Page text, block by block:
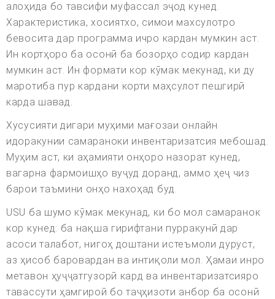
алоҳида бо тавсифи муфассал эҷод кунед.
Характеристика, хосиятхо, симои махсулотро
бевосита дар программа ичро кардан мумкин аст.
Ин кортҳоро ба осонӣ ба бозорҳо содир кардан
мумкин аст. Ин формати кор кӯмак мекунад, ки ду
маротиба пур кардани корти маҳсулот пешгирӣ
карда шавад.
Хусусияти дигари муҳими мағозаи онлайн
идоракунии самараноки инвентаризатсия мебошад.
Муҳим аст, ки аҳамияти онҳоро назорат кунед,
вагарна фармоишҳо вуҷуд доранд, аммо ҳеҷ чиз
барои таъмини онҳо нахоҳад буд.
USU ба шумо кӯмак мекунад, ки бо мол самаранок
кор кунед: ба нақша гирифтани пурракунӣ дар
асоси талабот, нигоҳ доштани истеъмоли дуруст,
аз ҳисоб баровардан ва интиқоли мол. Ҳамаи инро
метавон ҳуҷҷатгузорӣ кард ва инвентаризатсияро
тавассути ҳамгироӣ бо таҷҳизоти анбор ба осонӣ